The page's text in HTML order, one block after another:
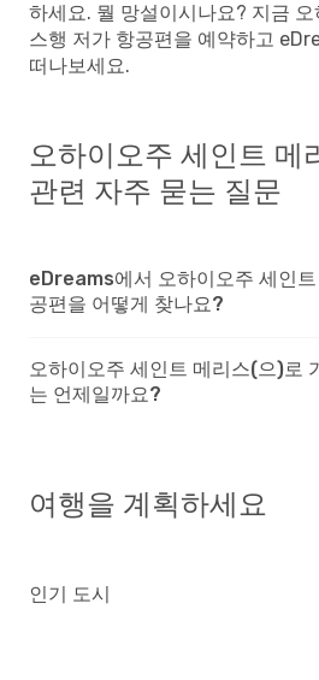
하세요. 뭘 망설이시나요? 지금
스행 저가 항공편을 예약하고
떠나보세요.
오하이오주 세인트 메
관련 자주 묻는 질문
eDreams에서 오하이오주 세인
공편을 어떻게 찾나요?
오하이오주 세인트 메리스(으)로
는 언제일까요?
여행을 계획하세요
인기 도시